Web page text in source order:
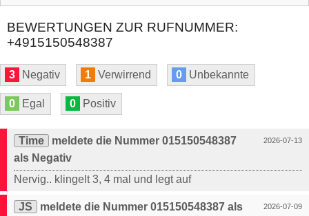
BEWERTUNGEN ZUR RUFNUMMER:
+4915150548387
3 Negativ 1 Verwirrend 0 Unbekannte
0 Egal 0 Positiv
2026-07-13
Time
meldete die Nummer 015150548387
als Negativ
Nervig.. klingelt 3, 4 mal und legt auf
2026-07-09
JS
meldete die Nummer 015150548387 als